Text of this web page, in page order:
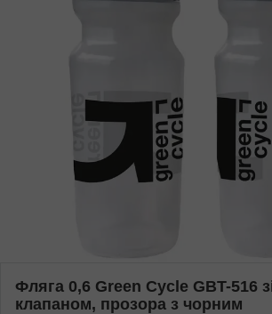
Фляга 0,6 Green Cycle GBT-516
клапаном, прозора з чорним